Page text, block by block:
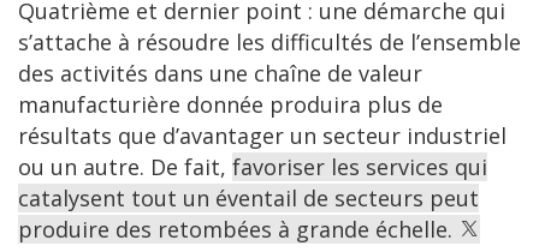
Quatrième et dernier point : une démarche qui
s’attache à résoudre les difficultés de l’ensemble
des activités dans une chaîne de valeur
manufacturière donnée produira plus de
résultats que d’avantager un secteur industriel
ou un autre. De fait, favoriser les services qui
catalysent tout un éventail de secteurs peut
produire des retombées à grande échelle.